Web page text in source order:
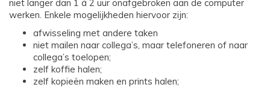
niet langer dan 1 á 2 uur onafgebroken aan de computer
werken. Enkele mogelijkheden hiervoor zijn:
afwisseling met andere taken
niet mailen naar collega’s, maar telefoneren of naar
collega’s toelopen;
zelf koffie halen;
zelf kopieën maken en prints halen;